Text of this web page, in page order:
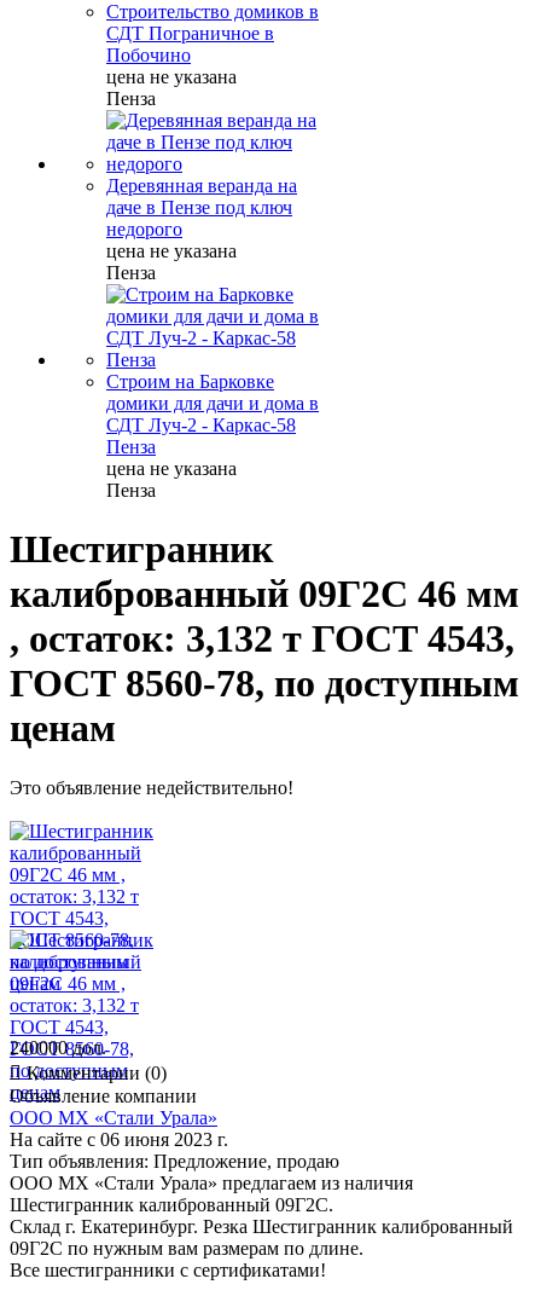
Строительство домиков в
СДТ Пограничное в
Побочино
цена не указана
Пенза
Деревянная веранда на
даче в Пензе под ключ
недорого
цена не указана
Пенза
Строим на Барковке
домики для дачи и дома в
СДТ Луч-2 - Каркас-58
Пенза
цена не указана
Пенза
Шестигранник
калиброванный 09Г2С 46 мм
, остаток: 3,132 т ГОСТ 4543,
ГОСТ 8560-78, по доступным
ценам
Это объявление недействительно!
240000 дол.
Комментарии (0)
Объявление компании
ООО МХ «Стали Урала»
На сайте с 06 июня 2023 г.
Тип объявления: Предложение, продаю
ООО МХ «Стали Урала» предлагаем из наличия
Шестигранник калиброванный 09Г2С.
Склад г. Екатеринбург. Резка Шестигранник калиброванный
09Г2С по нужным вам размерам по длине.
Все шестигранники с сертификатами!